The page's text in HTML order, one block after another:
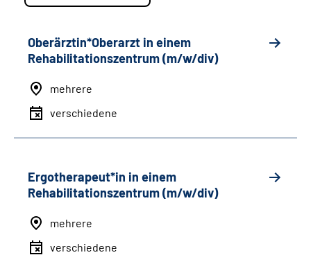
Oberärztin*Oberarzt in einem
Rehabilitationszentrum (m/w/div)
mehrere
verschiedene
Ergotherapeut*in in einem
Rehabilitationszentrum (m/w/div)
mehrere
verschiedene